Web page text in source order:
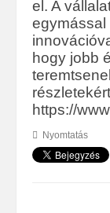
el. A
egymással
hogy jobb
https://
Nyomtatás